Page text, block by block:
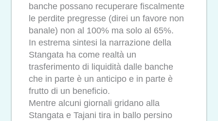
banche possano recuperare fiscalmente
le perdite pregresse (direi un favore non
banale) non al 100% ma solo al 65%.
In estrema sintesi la narrazione della
Stangata ha come realtà un
trasferimento di liquidità dalle banche
che in parte è un anticipo e in parte è
frutto di un beneficio.
Mentre alcuni giornali gridano alla
Stangata e Tajani tira in ballo persino